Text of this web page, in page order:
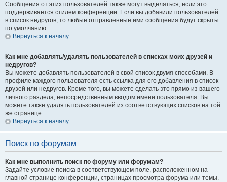
Сообщения от этих пользователей также могут выделяться, если это
поддерживается стилем конференции. Если вы добавили пользователей
в список недругов, то любые отправленные ими сообщения будут скрыты
по умолчанию.
Вернуться к началу
Как мне добавлять/удалять пользователей в списках моих друзей и
недругов?
Вы можете добавлять пользователей в свой список двумя способами. В
профиле каждого пользователя есть ссылка для его добавления в список
друзей или недругов. Кроме того, вы можете сделать это прямо из вашего
личного раздела, непосредственным вводом имени пользователя. Вы
можете также удалять пользователей из соответствующих списков на той
же странице.
Вернуться к началу
Поиск по форумам
Как мне выполнить поиск по форуму или форумам?
Задайте условие поиска в соответствующем поле, расположенном на
главной странице конференции, страницах просмотра форума или темы.